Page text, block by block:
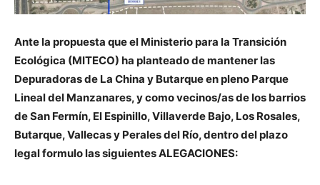
Ante la propuesta que el Ministerio para la Transición
Ecológica (MITECO) ha planteado de mantener las
Depuradoras de La China y Butarque en pleno Parque
Lineal del Manzanares, y como vecinos/as de los barrios
de San Fermín, El Espinillo, Villaverde Bajo, Los Rosales,
Butarque, Vallecas y Perales del Río, dentro del plazo
legal formulo las siguientes ALEGACIONES: